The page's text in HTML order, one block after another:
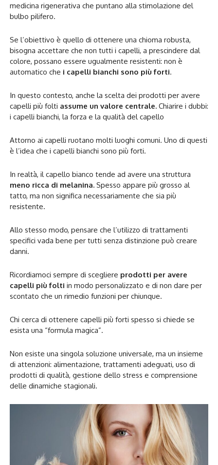
medicina rigenerativa che puntano alla stimolazione del
bulbo pilifero.
Se l’obiettivo è quello di ottenere una chioma robusta,
bisogna accettare che non tutti i capelli, a prescindere dal
colore, possano essere ugualmente resistenti: non è
automatico che i capelli bianchi sono più forti.
In questo contesto, anche la scelta dei prodotti per avere
capelli più folti assume un valore centrale. Chiarire i dubbi:
i capelli bianchi, la forza e la qualità del capello
Attorno ai capelli ruotano molti luoghi comuni. Uno di questi
è l’idea che i capelli bianchi sono più forti.
In realtà, il capello bianco tende ad avere una struttura
meno ricca di melanina. Spesso appare più grosso al
tatto, ma non significa necessariamente che sia più
resistente.
Allo stesso modo, pensare che l’utilizzo di trattamenti
specifici vada bene per tutti senza distinzione può creare
danni.
Ricordiamoci sempre di scegliere prodotti per avere
capelli più folti in modo personalizzato e di non dare per
scontato che un rimedio funzioni per chiunque.
Chi cerca di ottenere capelli più forti spesso si chiede se
esista una “formula magica”.
Non esiste una singola soluzione universale, ma un insieme
di attenzioni: alimentazione, trattamenti adeguati, uso di
prodotti di qualità, gestione dello stress e comprensione
delle dinamiche stagionali.